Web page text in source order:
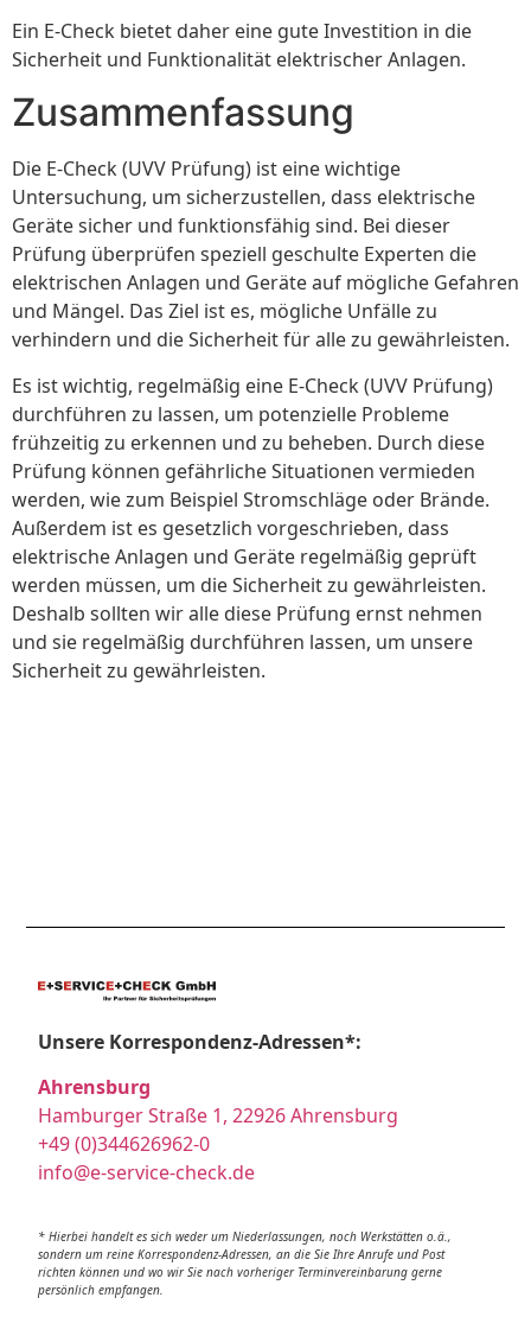
Ein E-Check bietet daher eine gute Investition in die
Sicherheit und Funktionalität elektrischer Anlagen.
Zusammenfassung
Die E-Check (UVV Prüfung) ist eine wichtige
Untersuchung, um sicherzustellen, dass elektrische
Geräte sicher und funktionsfähig sind. Bei dieser
Prüfung überprüfen speziell geschulte Experten die
elektrischen Anlagen und Geräte auf mögliche Gefahren
und Mängel. Das Ziel ist es, mögliche Unfälle zu
verhindern und die Sicherheit für alle zu gewährleisten.
Es ist wichtig, regelmäßig eine E-Check (UVV Prüfung)
durchführen zu lassen, um potenzielle Probleme
frühzeitig zu erkennen und zu beheben. Durch diese
Prüfung können gefährliche Situationen vermieden
werden, wie zum Beispiel Stromschläge oder Brände.
Außerdem ist es gesetzlich vorgeschrieben, dass
elektrische Anlagen und Geräte regelmäßig geprüft
werden müssen, um die Sicherheit zu gewährleisten.
Deshalb sollten wir alle diese Prüfung ernst nehmen
und sie regelmäßig durchführen lassen, um unsere
Sicherheit zu gewährleisten.
Unsere Korrespondenz-Adressen*:
Ahrensburg
Hamburger Straße 1, 22926 Ahrensburg
+49 (0)344626962-0
info@e-service-check.de
* Hierbei handelt es sich weder um Niederlassungen, noch Werkstätten o.ä.,
sondern um reine Korrespondenz-Adressen, an die Sie Ihre Anrufe und Post
richten können und wo wir Sie nach vorheriger Terminvereinbarung gerne
persönlich empfangen.